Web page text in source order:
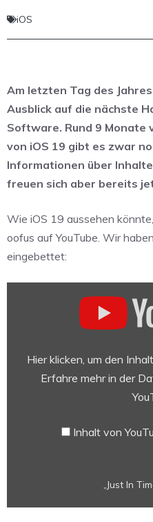
iOS
Am letzten Tag des
Ausblick auf die nächste
Software. Rund 9
von iOS 19 gibt es zwar
Informationen über
freuen sich aber bereits
Wie iOS 19 aussehen
oofus auf YouTube. Wir
eingebettet:
Hier klicken, um den
Erfahre mehr in der
Inhalt von
„Just In